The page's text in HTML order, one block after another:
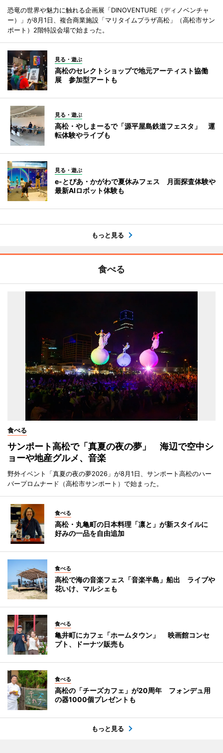
恐竜の世界や魅力に触れる企画展「DINOVENTURE（ディノベンチャ
ー）」が8月1日、複合商業施設「マリタイムプラザ高松」（高松市サン
ポート）2階特設会場で始まった。
見る・遊ぶ
高松のセレクトショップで地元アーティスト協働
展 参加型アートも
見る・遊ぶ
高松・やしまーるで「源平屋島鉄道フェスタ」 運
転体験やライブも
見る・遊ぶ
e-とぴあ・かがわで夏休みフェス 月面探査体験や
最新AIロボット体験も
もっと見る
食べる
食べる
サンポート高松で「真夏の夜の夢」 海辺で空中シ
ョーや地産グルメ、音楽
野外イベント「真夏の夜の夢2026」が8月1日、サンポート高松のハー
バープロムナード（高松市サンポート）で始まった。
食べる
高松・丸亀町の日本料理「凛と」が新スタイルに
好みの一品を自由追加
食べる
高松で海の音楽フェス「音楽半島」船出 ライブや
花いけ、マルシェも
食べる
亀井町にカフェ「ホームタウン」 映画館コンセ
プト、ドーナツ販売も
食べる
高松の「チーズカフェ」が20周年 フォンデュ用
の器1000個プレゼントも
もっと見る